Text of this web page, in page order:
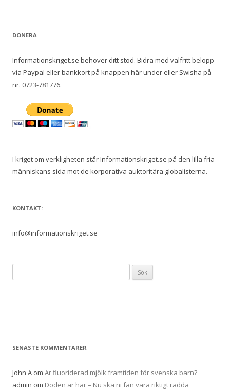
DONERA
Informationskriget.se behöver ditt stöd. Bidra med valfritt belopp
via Paypal eller bankkort på knappen här under eller Swisha på
nr. 0723-781776.
I kriget om verkligheten står Informationskriget.se på den lilla fria
människans sida mot de korporativa auktoritära globalisterna.
KONTAKT:
info@informationskriget.se
efter:
SENASTE KOMMENTARER
John A om Är fluoriderad mjölk framtiden för svenska barn?
admin om Döden är här – Nu ska ni fan vara riktigt rädda